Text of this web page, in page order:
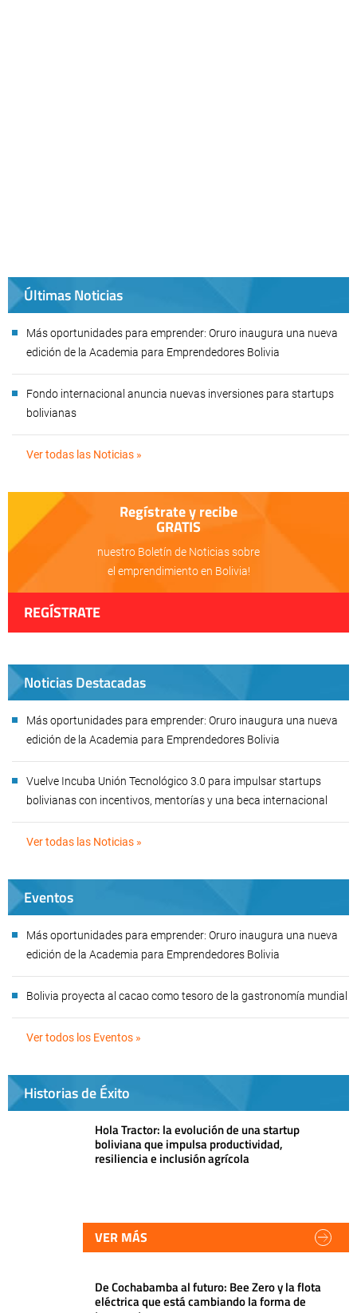
Últimas Noticias
Más oportunidades para emprender: Oruro inaugura una nueva
edición de la Academia para Emprendedores Bolivia
Fondo internacional anuncia nuevas inversiones para startups
bolivianas
Ver todas las Noticias »
Regístrate y recibe
GRATIS
nuestro Boletín de Noticias sobre
el emprendimiento en Bolivia!
REGÍSTRATE
Noticias Destacadas
Más oportunidades para emprender: Oruro inaugura una nueva
edición de la Academia para Emprendedores Bolivia
Vuelve Incuba Unión Tecnológico 3.0 para impulsar startups
bolivianas con incentivos, mentorías y una beca internacional
Ver todas las Noticias »
Eventos
Más oportunidades para emprender: Oruro inaugura una nueva
edición de la Academia para Emprendedores Bolivia
Bolivia proyecta al cacao como tesoro de la gastronomía mundial
Ver todos los Eventos »
Historias de Éxito
Hola Tractor: la evolución de una startup
boliviana que impulsa productividad,
resiliencia e inclusión agrícola
VER MÁS
De Cochabamba al futuro: Bee Zero y la flota
eléctrica que está cambiando la forma de